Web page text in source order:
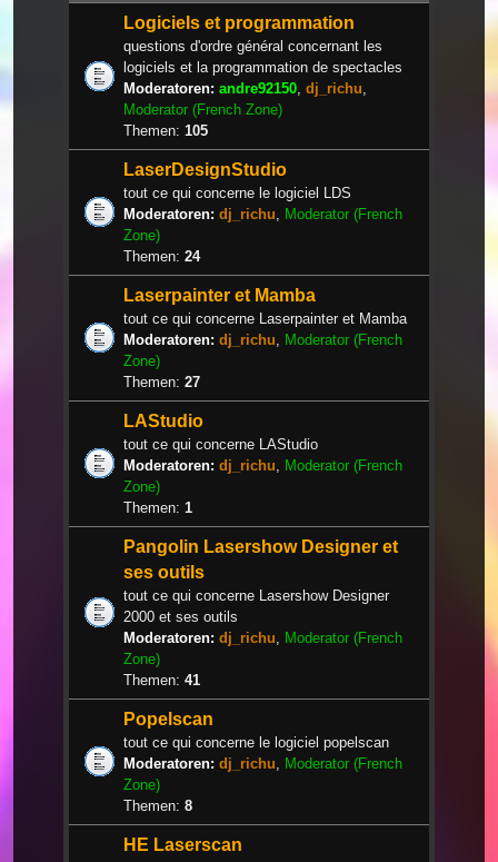
Logiciels et programmation
questions d'ordre général concernant les
logiciels et la programmation de spectacles
Moderatoren: andre92150 dj_richu
Moderator (French Zone)
Themen: 105
LaserDesignStudio
tout ce qui concerne le logiciel LDS
Moderatoren: dj_richu
Moderator (French
Zone)
Themen: 24
Laserpainter et Mamba
tout ce qui concerne Laserpainter et Mamba
Moderatoren: dj_richu
Moderator (French
Zone)
Themen: 27
LAStudio
tout ce qui concerne LAStudio
Moderatoren: dj_richu
Moderator (French
Zone)
Themen: 1
Pangolin Lasershow Designer et
ses outils
tout ce qui concerne Lasershow Designer
2000 et ses outils
Moderatoren: dj_richu
Moderator (French
Zone)
Themen: 41
Popelscan
tout ce qui concerne le logiciel popelscan
Moderatoren: dj_richu
Moderator (French
Zone)
Themen: 8
HE Laserscan